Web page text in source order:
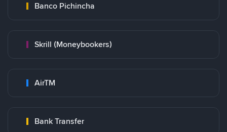
Banco Pichincha
Skrill (Moneybookers)
AirTM
Bank Transfer